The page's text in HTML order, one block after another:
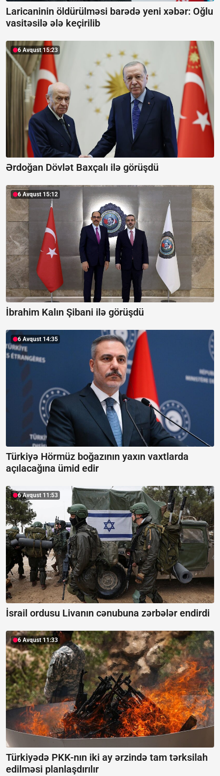
Laricaninin öldürülməsi barədə yeni xəbər: Oğlu
vasitəsilə ələ keçirilib
6 Avqust 15:23
Ərdoğan Dövlət Baxçalı ilə görüşdü
6 Avqust 15:12
İbrahim Kalın Şibani ilə görüşdü
6 Avqust 14:35
Türkiyə Hörmüz boğazının yaxın vaxtlarda
açılacağına ümid edir
6 Avqust 11:53
İsrail ordusu Livanın cənubuna zərbələr endirdi
6 Avqust 11:33
Türkiyədə PKK-nın iki ay ərzində tam tərksilah
edilməsi planlaşdırılır